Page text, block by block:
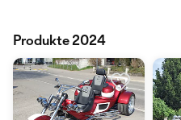
Produkte 2024